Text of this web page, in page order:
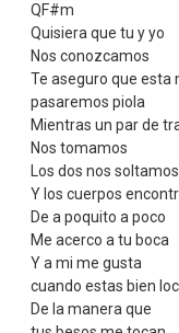
QF#m
Quisiera que tu y yo
Nos conozcamos
Te aseguro que esta
pasaremos piola
Mientras un par de
Nos tomamos
Los dos nos soltamos
Y los cuerpos
De a poquito a poco
Me acerco a tu boca
Y a mi me gusta
cuando estas bien
De la manera que